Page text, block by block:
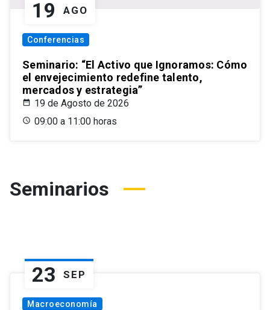
19 AGO
Conferencias
Seminario: “El Activo que Ignoramos: Cómo
el envejecimiento redefine talento,
mercados y estrategia”
19 de Agosto de 2026
09:00 a 11:00 horas
Seminarios
23 SEP
Macroeconomía